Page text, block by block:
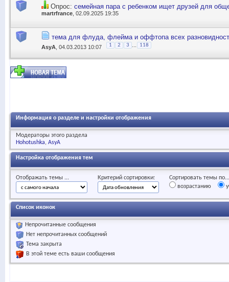
Опрос: семейная пара с ребенком ищет друзей для
martrfrance , 02.09.2025 19:35
тема для флуда, флейма и оффтопа всех
AsyA , 04.03.2013 10:07 1 2 3 118
Информация о разделе и настройки отображения
Модераторы этого раздела
Hohotushka AsyA
Настройка отображения тем
Отображать темы ... Критерий сортировки:
Сортировать темы по...
возрастанию
Список иконок
Непрочитанные сообщения
Нет непрочитанных сообщений
Тема закрыта
В этой теме есть ваши сообщения